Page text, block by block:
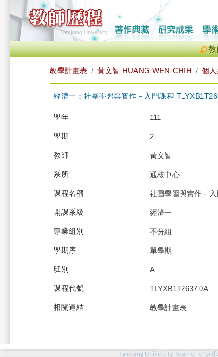
教
教學計畫表 黃文智 HUANG WEN-CHIH 個
經濟一：社團學習與實作－入門課程
學年 111
學期 2
教師 黃文智
系所 通核中心
課程名稱 社團學習與實作－
開課系級 經濟一
專業組別 不分組
學期序 單學期
班別 A
課程代號 TLYXB1T2637 0A
相關連結 教學計畫表
Tamkang University Teacher